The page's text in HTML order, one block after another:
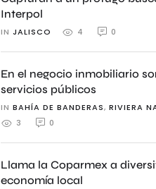
Interpol
IN JALISCO 4 0
En el negocio inmobiliario
servicios públicos
IN BAHÍA DE BANDERAS, RIVIERA
3
0
Llama la Coparmex a
economía local